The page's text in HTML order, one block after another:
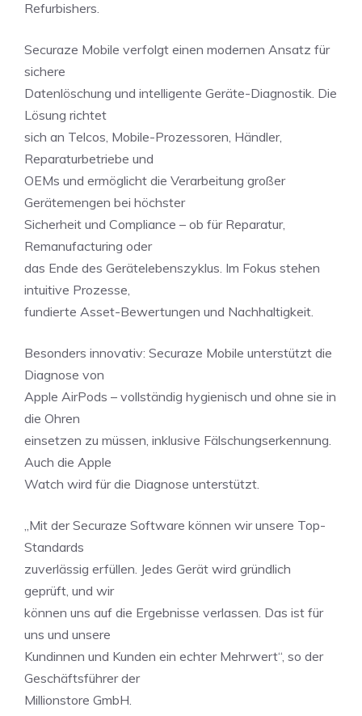
Refurbishers.
Securaze Mobile verfolgt einen modernen Ansatz für
sichere
Datenlöschung und intelligente Geräte-Diagnostik. Die
Lösung richtet
sich an Telcos, Mobile-Prozessoren, Händler,
Reparaturbetriebe und
OEMs und ermöglicht die Verarbeitung großer
Gerätemengen bei höchster
Sicherheit und Compliance – ob für Reparatur,
Remanufacturing oder
das Ende des Gerätelebenszyklus. Im Fokus stehen
intuitive Prozesse,
fundierte Asset-Bewertungen und Nachhaltigkeit.
Besonders innovativ: Securaze Mobile unterstützt die
Diagnose von
Apple AirPods – vollständig hygienisch und ohne sie in
die Ohren
einsetzen zu müssen, inklusive Fälschungserkennung.
Auch die Apple
Watch wird für die Diagnose unterstützt.
„Mit der Securaze Software können wir unsere Top-
Standards
zuverlässig erfüllen. Jedes Gerät wird gründlich
geprüft, und wir
können uns auf die Ergebnisse verlassen. Das ist für
uns und unsere
Kundinnen und Kunden ein echter Mehrwert“, so der
Geschäftsführer der
Millionstore GmbH.